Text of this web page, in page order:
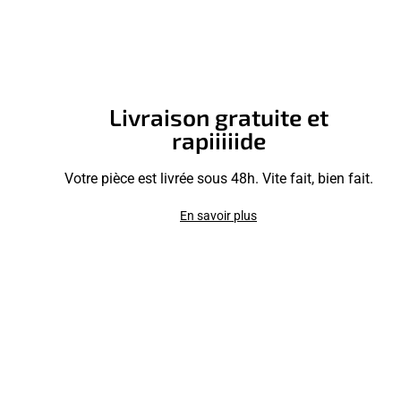
Livraison gratuite et
rapiiiiide
Votre pièce est livrée sous 48h. Vite fait, bien fait.
En savoir plus